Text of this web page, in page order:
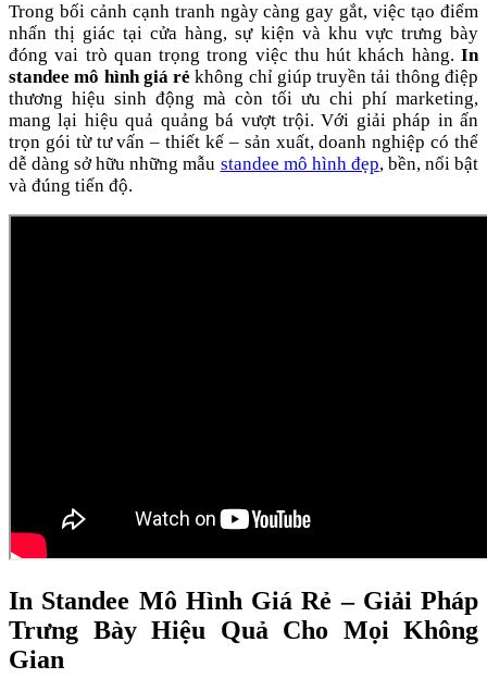
Trong bối cảnh cạnh tranh ngày càng gay gắt, việc tạo điểm
nhấn thị giác tại cửa hàng, sự kiện và khu vực trưng bày
đóng vai trò quan trọng trong việc thu hút khách hàng. In
standee mô hình giá rẻ không chỉ giúp truyền tải thông điệp
thương hiệu sinh động mà còn tối ưu chi phí marketing,
mang lại hiệu quả quảng bá vượt trội. Với giải pháp in ấn
trọn gói từ tư vấn – thiết kế – sản xuất, doanh nghiệp có thể
dễ dàng sở hữu những mẫu standee mô hình đẹp, bền, nổi bật
và đúng tiến độ.
In Standee Mô Hình Giá Rẻ – Giải Pháp
Trưng Bày Hiệu Quả Cho Mọi Không
Gian